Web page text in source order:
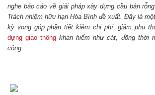
nghe báo cáo về giải pháp xây dựng cầu bản
Trách nhiệm hữu hạn Hòa Bình đề xuất. Đây là
kỳ vọng góp phần tiết kiệm chi phí, giảm phụ
dựng giao thông khan hiếm như cát, đồng thời
công.